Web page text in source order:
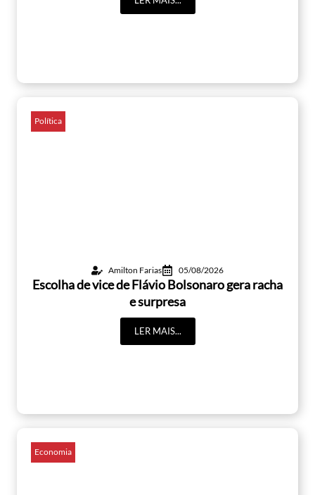
Política
Amilton Farias 05/08/2026
Escolha de vice de Flávio Bolsonaro gera racha
e surpresa
LER MAIS...
Economia